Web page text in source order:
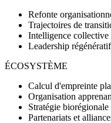
Refonte
Trajectoires de
Intelligence collective
Leadership régénératif
ÉCOSYSTÈME
Calcul d'empreinte
Organisation
Stratégie biorégionale
Partenariats et